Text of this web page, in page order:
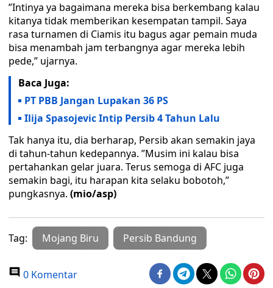
”Intinya ya bagaimana mereka bisa berkembang kalau
kitanya tidak memberikan kesempatan tampil. Saya
rasa turnamen di Ciamis itu bagus agar pemain muda
bisa menambah jam terbangnya agar mereka lebih
pede,” ujarnya.
Baca Juga:
PT PBB Jangan Lupakan 36 PS
Ilija Spasojevic Intip Persib 4 Tahun Lalu
Tak hanya itu, dia berharap, Persib akan semakin jaya
di tahun-tahun kedepannya. ”Musim ini kalau bisa
pertahankan gelar juara. Terus semoga di AFC juga
semakin bagi, itu harapan kita selaku bobotoh,”
pungkasnya. (mio/asp)
Tag: Mojang Biru Persib Bandung
0 Komentar